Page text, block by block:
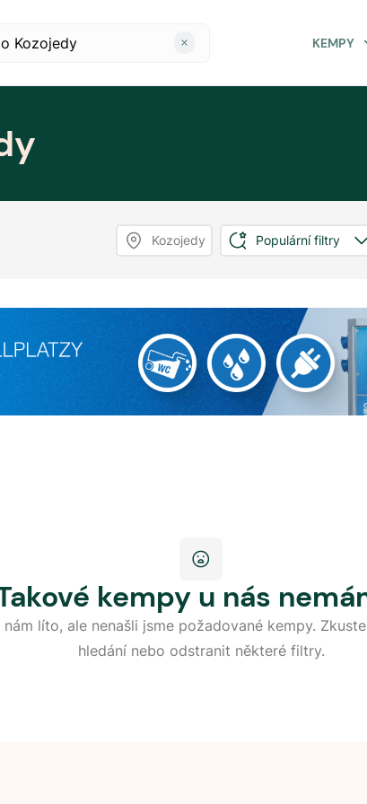
KEMPY
Kozojedy Populární filtry
kempy u nás
nám líto, ale nenašli jsme požadované kempy.
hledání nebo odstranit některé filtry.